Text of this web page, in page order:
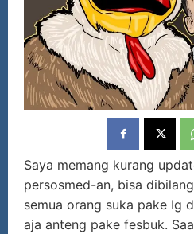
Saya memang kurang
persosmed-an, bisa
semua orang suka pake Ig
aja anteng pake fesbuk.